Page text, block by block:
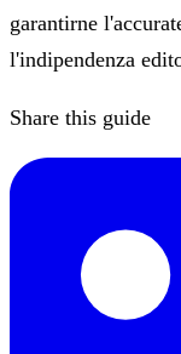
garantirne
l'indipendenza
Share this guide